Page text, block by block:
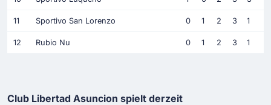
11 Sportivo San Lorenzo 0 1 2 3 1
12 Rubio Nu 0 1 2 3 1
Club Libertad Asuncion spielt derzeit